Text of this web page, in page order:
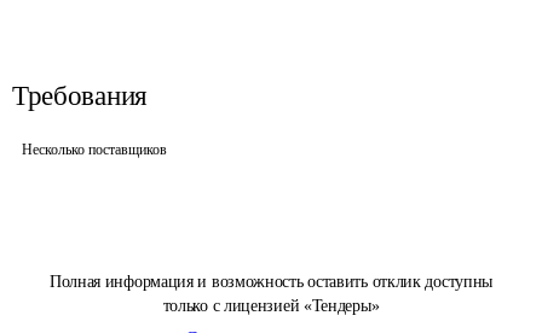
Полная информация и возможность оставить отклик доступны
только с лицензией «Тендеры»
Требования
Несколько поставщиков